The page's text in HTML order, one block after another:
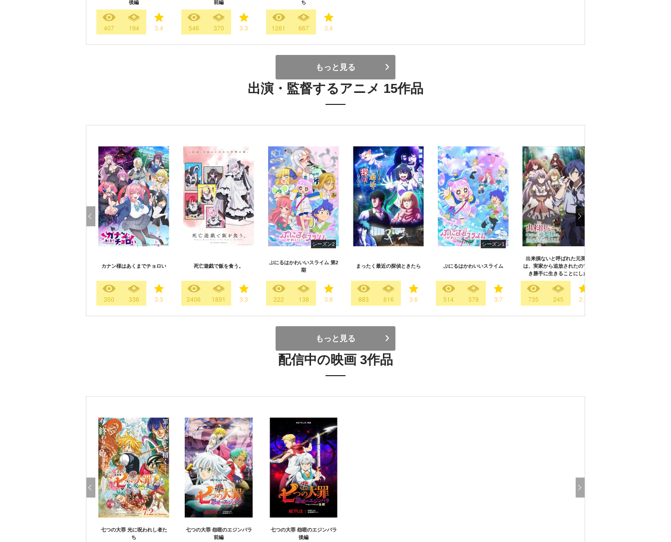
後編
407 194 3.4
前編
546 370 3.3
ち
1261 667 3.4
もっと見る
出演・監督するアニメ 15作品
カナン様はあくまでチョロい
350 336 3.3
死亡遊戯で飯を食う。
2406 1891 3.3
シーズン2
ぷにるはかわいいスライム 第2
期
222 138 3.8
まったく最近の探偵ときたら
883 616 3.6
シーズン1
ぷにるはかわいいスライム
514 379 3.7
出来損ないと呼ばれた元英雄
は、実家から追放されたので好
き勝手に生きることにした
735 245 2.3
もっと見る
配信中の映画 3作品
七つの大罪 光に呪われし者た
ち
七つの大罪 怨嗟のエジンバラ
前編
七つの大罪 怨嗟のエジンバラ
後編